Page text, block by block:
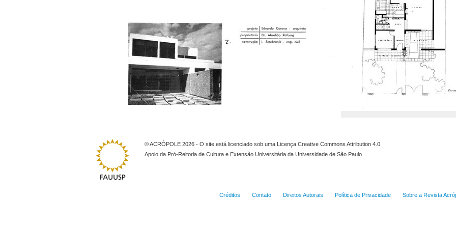
© ACRÓPOLE 2026 - O site está licenciado sob uma Licença Creative Commons Attribution 4.0
Apoio da Pró-Reitoria de Cultura e Extensão Universitária da Universidade de São Paulo
Créditos Contato Direitos Autorais Política de Privacidade Sobre a Revista